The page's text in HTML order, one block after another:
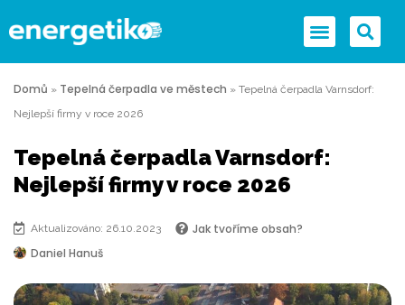
Domů » Tepelná čerpadla ve městech » Tepelná čerpadla Varnsdorf:
Nejlepší firmy v roce 2026
Tepelná čerpadla Varnsdorf:
Nejlepší firmy v roce 2026
Aktualizováno: 26.10.2023
Jak tvoříme obsah?
Daniel Hanuš